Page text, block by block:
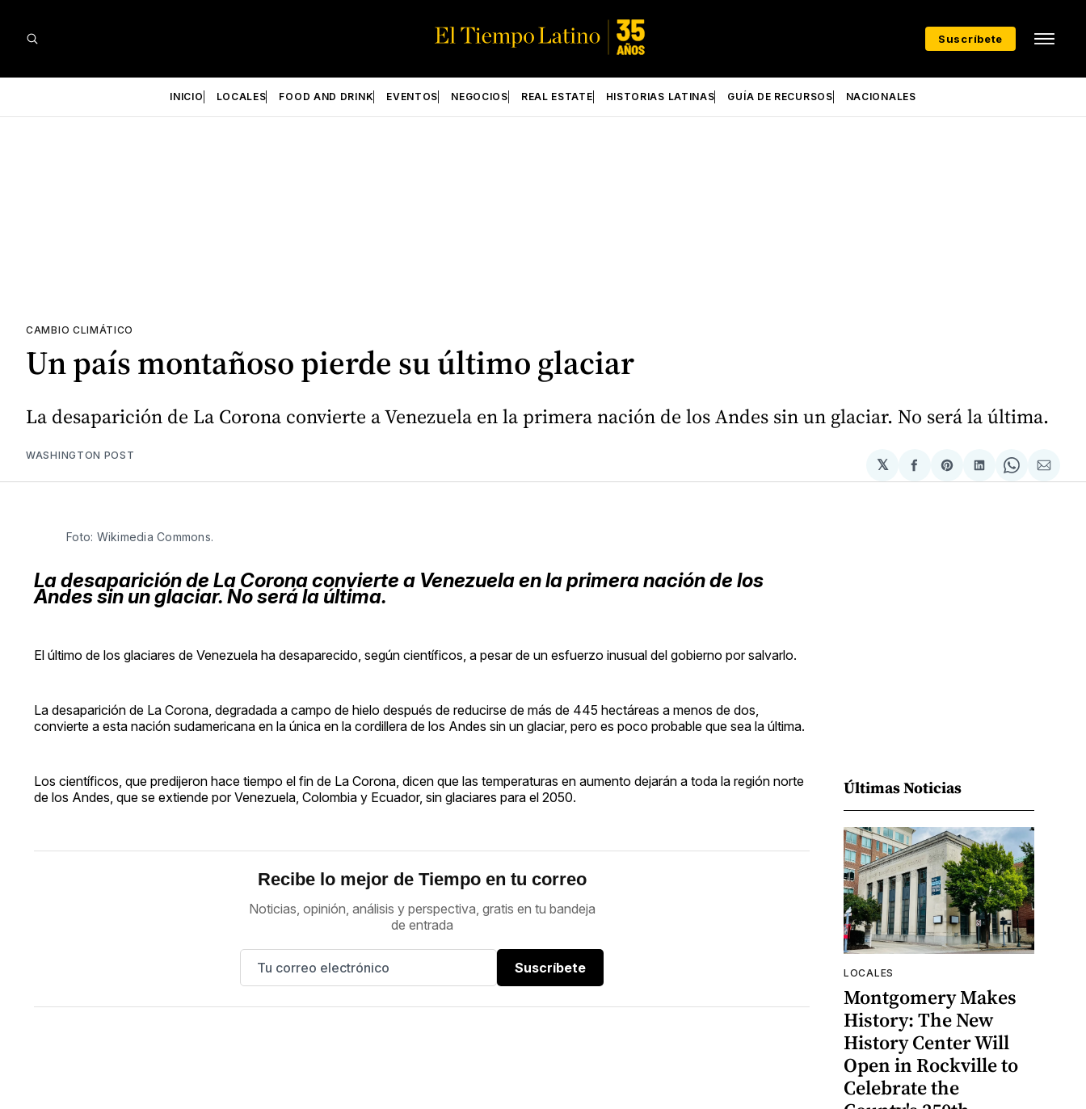
Suscríbete
INICIO LOCALES FOOD AND DRINK EVENTOS NEGOCIOS REAL ESTATE HISTORIAS LATINAS GUÍA DE RECURSOS NACIONALES
CAMBIO CLIMÁTICO
Un país montañoso pierde su último glaciar
La desaparición de La Corona convierte a Venezuela en la primera nación de los Andes sin un glaciar. No será la última.
WASHINGTON POST
𝕏
Compartir
en
Share
on
Compartir
en
Share
on
via
Foto: Wikimedia Commons.
La desaparición de La Corona convierte a Venezuela en la primera nación de los
Andes sin un glaciar. No será la última.
El último de los glaciares de Venezuela ha desaparecido, según científicos, a pesar de un esfuerzo inusual del gobierno por salvarlo.
La desaparición de La Corona, degradada a campo de hielo después de reducirse de más de 445 hectáreas a menos de dos,
convierte a esta nación sudamericana en la única en la cordillera de los Andes sin un glaciar, pero es poco probable que sea la última.
Los científicos, que predijeron hace tiempo el fin de La Corona, dicen que las temperaturas en aumento dejarán a toda la región norte
de los Andes, que se extiende por Venezuela, Colombia y Ecuador, sin glaciares para el 2050.
Recibe lo mejor de Tiempo en tu correo
Noticias, opinión, análisis y perspectiva, gratis en tu bandeja
de entrada
Suscríbete
Últimas Noticias
LOCALES
Montgomery Makes
History: The New
History Center Will
Open in Rockville to
Celebrate the